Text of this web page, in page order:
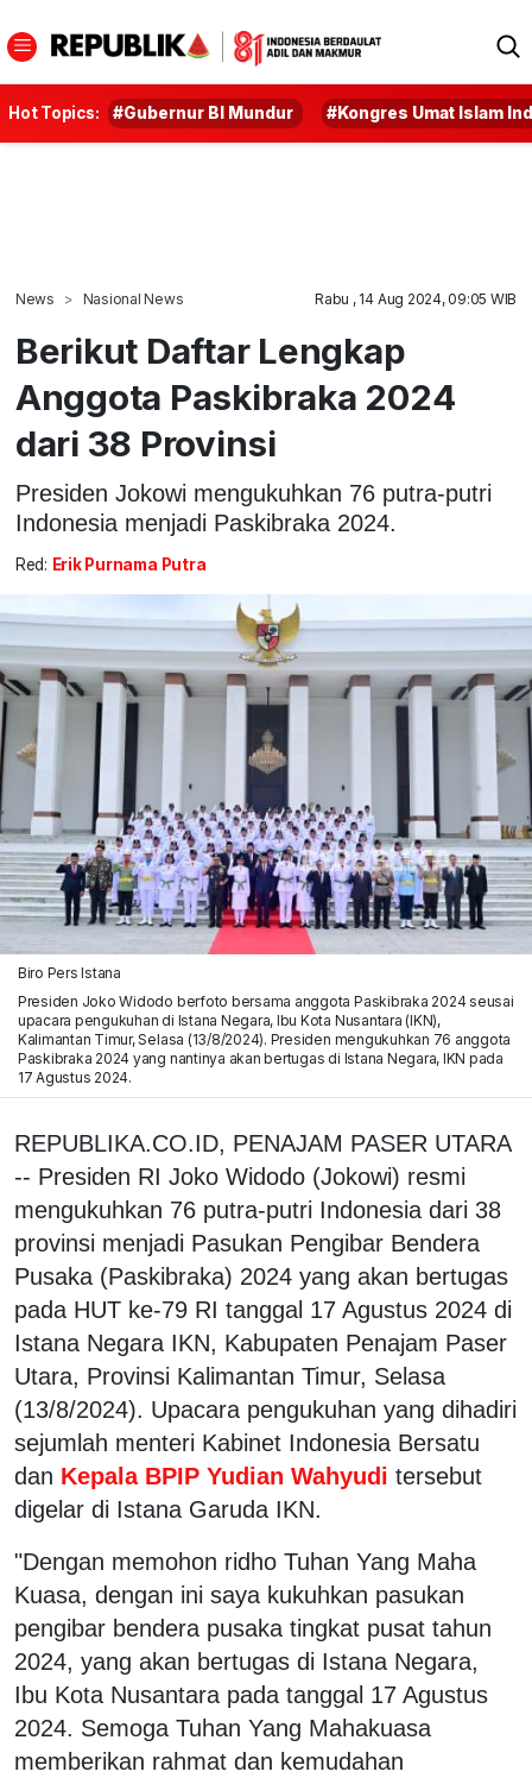
Hot Topics: #Gubernur BI Mundur #Kongres Umat Islam
News Nasional News Rabu , 14 Aug 2024, 09:05 WIB
Berikut Daftar Lengkap
Anggota Paskibraka 2024
dari 38 Provinsi
Presiden Jokowi mengukuhkan 76 putra-putri
Indonesia menjadi Paskibraka 2024.
Red: Erik Purnama Putra
Biro Pers Istana
Presiden Joko Widodo berfoto bersama anggota Paskibraka 2024 seusai
upacara pengukuhan di Istana Negara, Ibu Kota Nusantara (IKN),
Kalimantan Timur, Selasa (13/8/2024). Presiden mengukuhkan 76 anggota
Paskibraka 2024 yang nantinya akan bertugas di Istana Negara, IKN pada
17 Agustus 2024.
REPUBLIKA.CO.ID, PENAJAM PASER UTARA
-- Presiden RI Joko Widodo (Jokowi) resmi
mengukuhkan 76 putra-putri Indonesia dari 38
provinsi menjadi Pasukan Pengibar Bendera
Pusaka (Paskibraka) 2024 yang akan bertugas
pada HUT ke-79 RI tanggal 17 Agustus 2024 di
Istana Negara IKN, Kabupaten Penajam Paser
Utara, Provinsi Kalimantan Timur, Selasa
(13/8/2024). Upacara pengukuhan yang dihadiri
sejumlah menteri Kabinet Indonesia Bersatu
dan Kepala BPIP Yudian Wahyudi tersebut
digelar di Istana Garuda IKN.
"Dengan memohon ridho Tuhan Yang Maha
Kuasa, dengan ini saya kukuhkan pasukan
pengibar bendera pusaka tingkat pusat tahun
2024, yang akan bertugas di Istana Negara,
Ibu Kota Nusantara pada tanggal 17 Agustus
2024. Semoga Tuhan Yang Mahakuasa
memberikan rahmat dan kemudahan